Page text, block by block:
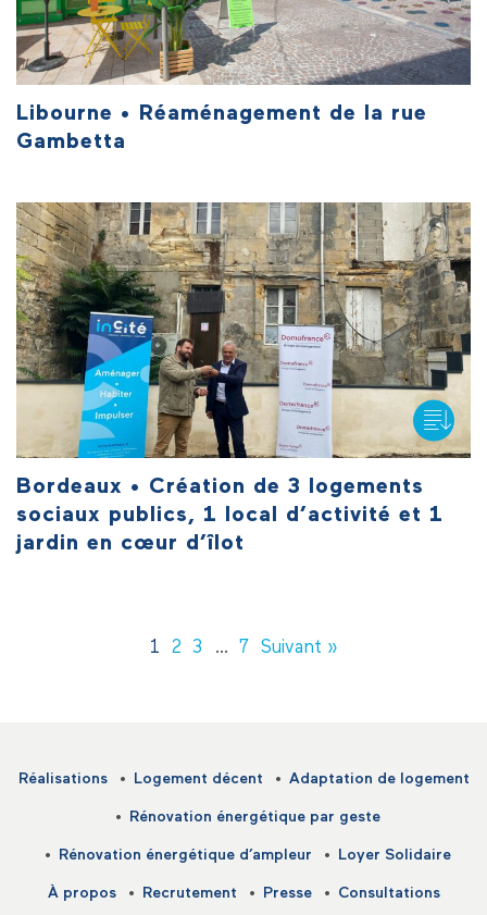
Libourne • Réaménagement de la rue
Gambetta
Bordeaux • Création de 3 logements
sociaux publics, 1 local d’activité et 1
jardin en cœur d’îlot
1 2 3 … 7 Suivant »
Réalisations Logement décent Adaptation de logement
Rénovation énergétique par geste
Rénovation énergétique d’ampleur Loyer Solidaire
À propos Recrutement Presse Consultations